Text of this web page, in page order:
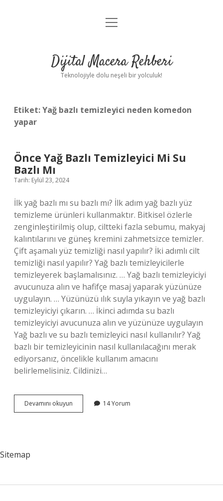
Anasayfa
Yasal Uyarı
menüyü
Dijital Macera Rehberi
Teknolojiyle dolu neşeli bir yolculuk!
Etiket:Yağ bazlı temizleyici neden komedon
yapar
Önce Yağ Bazlı Temizleyici Mi Su
Bazlı Mı
Tarih: Eylül 23, 2024
İlk yağ bazlı mı su bazlı mı? İlk adım yağ bazlı yüz
temizleme ürünleri kullanmaktır. Bitkisel özlerle
zenginleştirilmiş olup, ciltteki fazla sebumu, makyaj
kalıntılarını ve güneş kremini zahmetsizce temizler.
Çift aşamalı yüz temizliği nasıl yapılır? İki adımlı cilt
temizliği nasıl yapılır? Yağ bazlı temizleyicilerle
temizleyerek başlamalısınız. … Yağ bazlı temizleyiciyi
avucunuza alın ve hafifçe masaj yaparak yüzünüze
uygulayın. … Yüzünüzü ılık suyla yıkayın ve yağ bazlı
temizleyiciyi çıkarın. … İkinci adımda su bazlı
temizleyiciyi avucunuza alın ve yüzünüze uygulayın
Yağ bazlı ve su bazlı temizleyici nasıl kullanılır? Yağ
bazlı bir temizleyicinin nasıl kullanılacağını merak
ediyorsanız, öncelikle kullanım amacını
belirlemelisiniz. Cildinizi…
Devamını okuyun
Yağ
14 Yorum
Sitemap